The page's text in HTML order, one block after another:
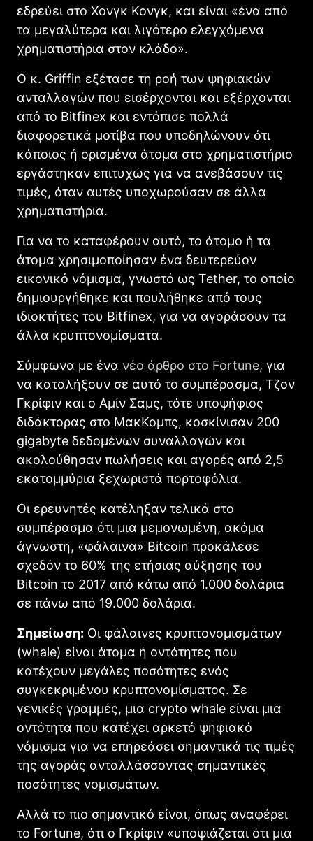
εδρεύει στο Χονγκ Κονγκ, και είναι «ένα από
τα μεγαλύτερα και λιγότερο ελεγχόμενα
χρηματιστήρια στον κλάδο».
Ο κ. Griffin εξέτασε τη ροή των ψηφιακών
ανταλλαγών που εισέρχονται και εξέρχονται
από το Bitfinex και εντόπισε πολλά
διαφορετικά μοτίβα που υποδηλώνουν ότι
κάποιος ή ορισμένα άτομα στο χρηματιστήριο
εργάστηκαν επιτυχώς για να ανεβάσουν τις
τιμές, όταν αυτές υποχωρούσαν σε άλλα
χρηματιστήρια.
Για να το καταφέρουν αυτό, το άτομο ή τα
άτομα χρησιμοποίησαν ένα δευτερεύον
εικονικό νόμισμα, γνωστό ως Tether, το οποίο
δημιουργήθηκε και πουλήθηκε από τους
ιδιοκτήτες του Bitfinex, για να αγοράσουν τα
άλλα κρυπτονομίσματα.
Σύμφωνα με ένα νέο άρθρο στο Fortune, για
να καταλήξουν σε αυτό το συμπέρασμα, Τζον
Γκρίφιν και ο Αμίν Σαμς, τότε υποψήφιος
διδάκτορας στο ΜακΚομπς, κοσκίνισαν 200
gigabyte δεδομένων συναλλαγών και
ακολούθησαν πωλήσεις και αγορές από 2,5
εκατομμύρια ξεχωριστά πορτοφόλια.
Οι ερευνητές κατέληξαν τελικά στο
συμπέρασμα ότι μια μεμονωμένη, ακόμα
άγνωστη, «φάλαινα» Bitcoin προκάλεσε
σχεδόν το 60% της ετήσιας αύξησης του
Bitcoin το 2017 από κάτω από 1.000 δολάρια
σε πάνω από 19.000 δολάρια.
Σημείωση: Οι φάλαινες κρυπτονομισμάτων
(whale) είναι άτομα ή οντότητες που
κατέχουν μεγάλες ποσότητες ενός
συγκεκριμένου κρυπτονομίσματος. Σε
γενικές γραμμές, μια crypto whale είναι μια
οντότητα που κατέχει αρκετό ψηφιακό
νόμισμα για να επηρεάσει σημαντικά τις τιμές
της αγοράς ανταλλάσσοντας σημαντικές
ποσότητες νομισμάτων.
Αλλά το πιο σημαντικό είναι, όπως αναφέρει
το Fortune, ότι ο Γκρίφιν «υποψιάζεται ότι μια